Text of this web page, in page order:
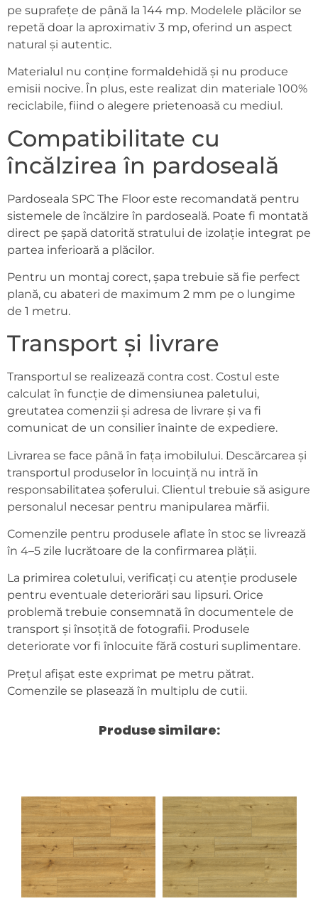
pe suprafețe de până la 144 mp. Modelele plăcilor se
repetă doar la aproximativ 3 mp, oferind un aspect
natural și autentic.
Materialul nu conține formaldehidă și nu produce
emisii nocive. În plus, este realizat din materiale 100%
reciclabile, fiind o alegere prietenoasă cu mediul.
Compatibilitate cu
încălzirea în pardoseală
Pardoseala SPC The Floor este recomandată pentru
sistemele de încălzire în pardoseală. Poate fi montată
direct pe șapă datorită stratului de izolație integrat pe
partea inferioară a plăcilor.
Pentru un montaj corect, șapa trebuie să fie perfect
plană, cu abateri de maximum 2 mm pe o lungime
de 1 metru.
Transport și livrare
Transportul se realizează contra cost. Costul este
calculat în funcție de dimensiunea paletului,
greutatea comenzii și adresa de livrare și va fi
comunicat de un consilier înainte de expediere.
Livrarea se face până în fața imobilului. Descărcarea și
transportul produselor în locuință nu intră în
responsabilitatea șoferului. Clientul trebuie să asigure
personalul necesar pentru manipularea mărfii.
Comenzile pentru produsele aflate în stoc se livrează
în 4–5 zile lucrătoare de la confirmarea plății.
La primirea coletului, verificați cu atenție produsele
pentru eventuale deteriorări sau lipsuri. Orice
problemă trebuie consemnată în documentele de
transport și însoțită de fotografii. Produsele
deteriorate vor fi înlocuite fără costuri suplimentare.
Prețul afișat este exprimat pe metru pătrat.
Comenzile se plasează în multiplu de cutii.
Produse similare: